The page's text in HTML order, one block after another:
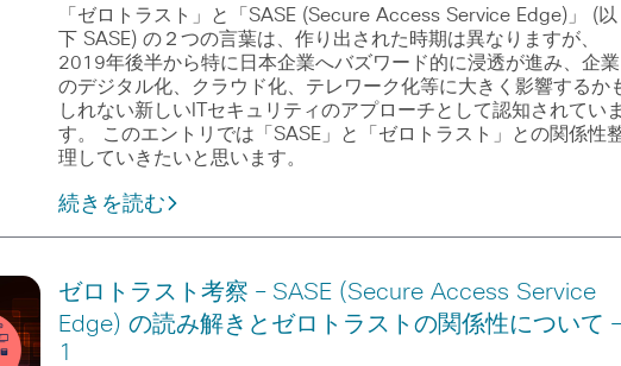
「ゼロトラスト」と「SASE (Secure Access Service Edge)」 (以
下 SASE) の２つの言葉は、作り出された時期は異なりますが、
2019年後半から特に日本企業へバズワード的に浸透が進み、企業
のデジタル化、クラウド化、テレワーク化等に大きく影響するか
しれない新しいITセキュリティのアプローチとして認知されてい
す。 このエントリでは「SASE」と「ゼロトラスト」との関係性
理していきたいと思います。
続きを読む
ゼロトラスト考察 – SASE (Secure Access Service
Edge) の読み解きとゼロトラストの関係性について –
1